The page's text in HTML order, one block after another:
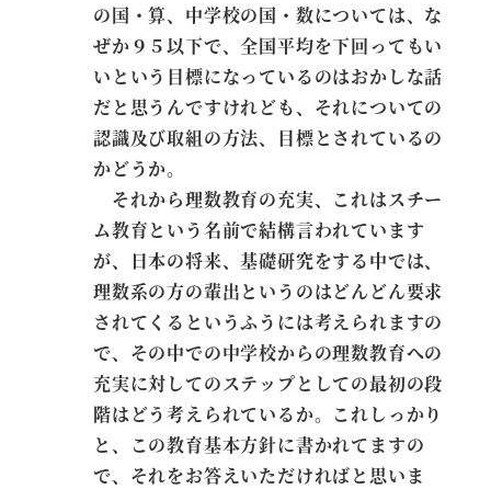
の国・算、中学校の国・数については、な
ぜか９５以下で、全国平均を下回ってもい
いという目標になっているのはおかしな話
だと思うんですけれども、それについての
認識及び取組の方法、目標とされているの
かどうか。
それから理数教育の充実、これはスチー
ム教育という名前で結構言われています
が、日本の将来、基礎研究をする中では、
理数系の方の輩出というのはどんどん要求
されてくるというふうには考えられますの
で、その中での中学校からの理数教育への
充実に対してのステップとしての最初の段
階はどう考えられているか。これしっかり
と、この教育基本方針に書かれてますの
で、それをお答えいただければと思いま